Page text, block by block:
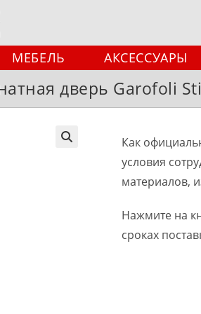
МЕБЕЛЬ АКСЕССУАРЫ
дверь Garofoli
Как
условия
материалов,
Нажмите на
сроках